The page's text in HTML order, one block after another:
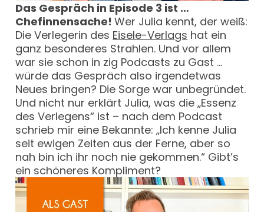
Das Gespräch in Episode 3 ist …
Chefinnensache!Wer Julia kennt, der weiß:
Die Verlegerin des Eisele-Verlags hat ein
ganz besonderes Strahlen. Und vor allem
war sie schon in zig Podcasts zu Gast …
würde das Gespräch also irgendetwas
Neues bringen? Die Sorge war unbegründet.
Und nicht nur erklärt Julia, was die „Essenz
des Verlegens“ ist – nach dem Podcast
schrieb mir eine Bekannte: „Ich kenne Julia
seit ewigen Zeiten aus der Ferne, aber so
nah bin ich ihr noch nie gekommen.“ Gibt’s
ein schöneres Kompliment?